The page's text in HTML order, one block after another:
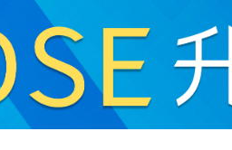
生活 健康